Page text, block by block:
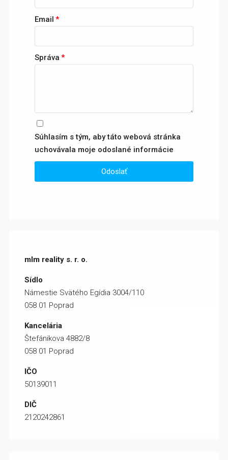
Email
Správa
Súhlasím s tým, aby táto webová stránka
uchovávala moje odoslané informácie
Odoslať
mlm reality s. r. o.
Sídlo
Námestie Svätého Egídia 3004/110
058 01 Poprad
Kancelária
Štefánikova 4882/8
058 01 Poprad
IČO
50139011
DIČ
2120242861